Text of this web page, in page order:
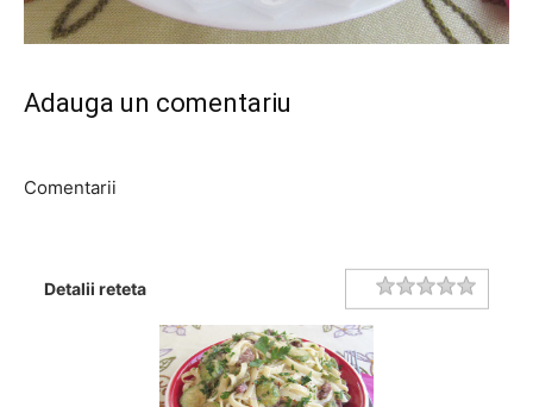
Adauga un comentariu
Comentarii
Detalii reteta Rating